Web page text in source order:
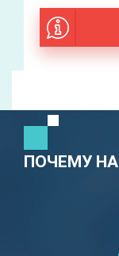
ПОЧЕМУ